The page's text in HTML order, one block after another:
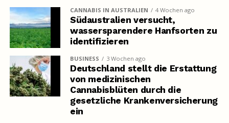
CANNABIS IN AUSTRALIEN 4 Wochen ago
Südaustralien versucht,
wassersparendere Hanfsorten zu
identifizieren
BUSINESS 3 Wochen ago
Deutschland stellt die Erstattung
von medizinischen
Cannabisblüten durch die
gesetzliche Krankenversicherung
ein